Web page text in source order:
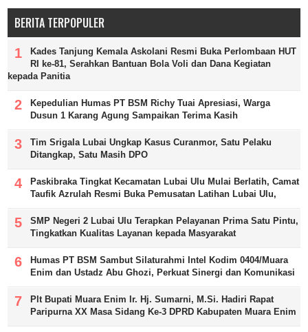
BERITA TERPOPULER
Kades Tanjung Kemala Askolani Resmi Buka Perlombaan HUT
RI ke-81, Serahkan Bantuan Bola Voli dan Dana Kegiatan
kepada Panitia
Kepedulian Humas PT BSM Richy Tuai Apresiasi, Warga
Dusun 1 Karang Agung Sampaikan Terima Kasih
Tim Srigala Lubai Ungkap Kasus Curanmor, Satu Pelaku
Ditangkap, Satu Masih DPO
Paskibraka Tingkat Kecamatan Lubai Ulu Mulai Berlatih, Camat
Taufik Azrulah Resmi Buka Pemusatan Latihan Lubai Ulu,
SMP Negeri 2 Lubai Ulu Terapkan Pelayanan Prima Satu Pintu,
Tingkatkan Kualitas Layanan kepada Masyarakat
Humas PT BSM Sambut Silaturahmi Intel Kodim 0404/Muara
Enim dan Ustadz Abu Ghozi, Perkuat Sinergi dan Komunikasi
Plt Bupati Muara Enim Ir. Hj. Sumarni, M.Si. Hadiri Rapat
Paripurna XX Masa Sidang Ke-3 DPRD Kabupaten Muara Enim